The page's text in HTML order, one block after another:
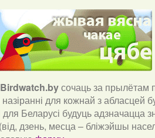
Birdwatch.byсочаць за прылётам
для кожнай з
для Беларусі будуць адзначацца
дзень, месца – бліжэйшы